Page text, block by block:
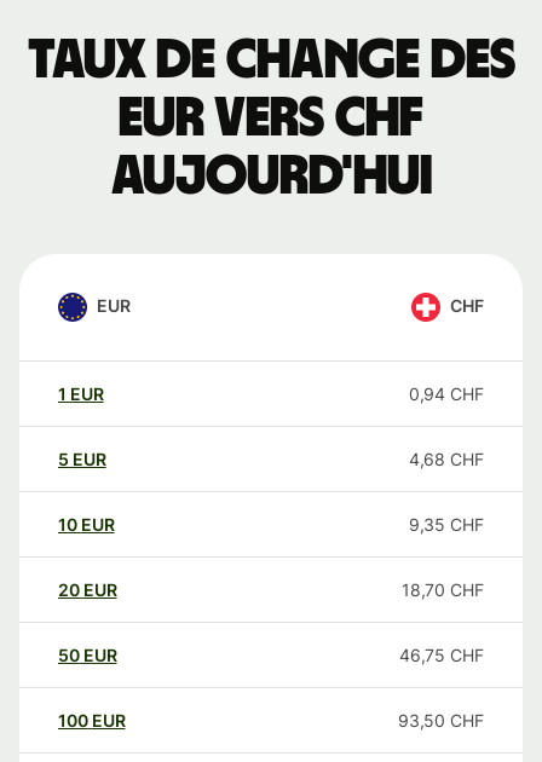
Taux de change des
EUR vers CHF
aujourd'hui
EUR CHF
1 EUR 0,94 CHF
5 EUR 4,68 CHF
10 EUR 9,35 CHF
20 EUR 18,70 CHF
50 EUR 46,75 CHF
100 EUR 93,50 CHF